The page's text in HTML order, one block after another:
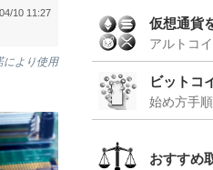
10 11:27
により使用
仮想通貨
アルトコ
ビットコ
始め方手
おすすめ